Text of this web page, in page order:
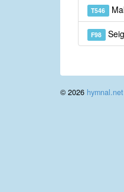
T546
F98
© 2026 hymnal.net